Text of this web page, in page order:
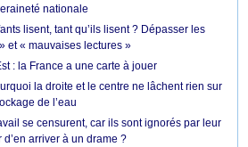
nationale
lisent, tant qu’ils lisent ? Dépasser les
et « mauvaises lectures »
: la France a une carte à jouer
la droite et le centre ne lâchent rien sur
de l’eau
se censurent, car ils sont ignorés par leur
arriver à un drame ?